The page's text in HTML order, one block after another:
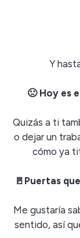
Y
🙁 Hoy es
Quizás a ti
o dejar un
cómo ya
🚪Puertas
Me gustaría
sentido, así